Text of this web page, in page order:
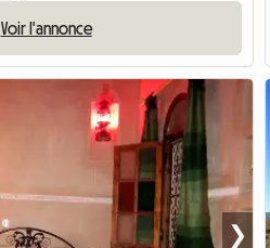
Voir l'annonce
❯